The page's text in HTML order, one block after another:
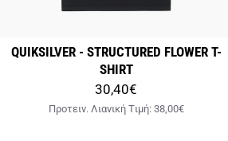
QUIKSILVER - STRUCTURED FLOWER T-
SHIRT
30,40€
Προτειν. Λιανική Tιμή: 38,00€